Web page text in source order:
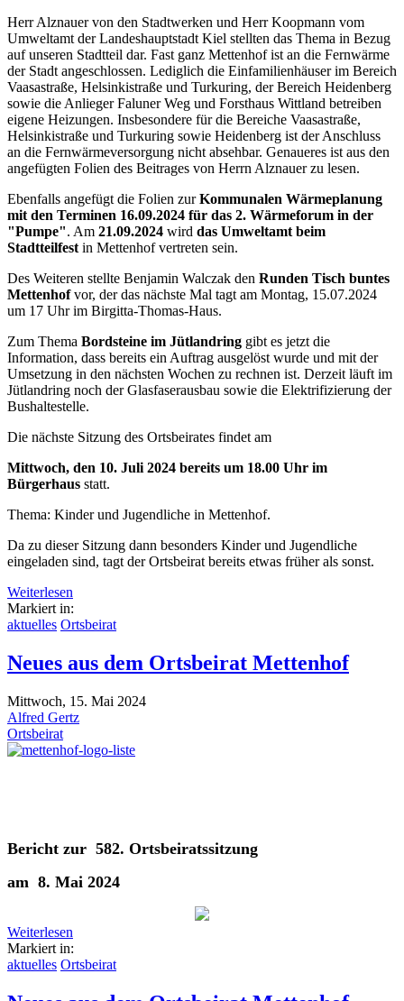
Herr Alznauer von den Stadtwerken und Herr Koopmann vom
Umweltamt der Landeshauptstadt Kiel stellten das Thema in Bezug
auf unseren Stadtteil dar. Fast ganz Mettenhof ist an die Fernwärme
der Stadt angeschlossen. Lediglich die Einfamilienhäuser im Bereich
Vaasastraße, Helsinkistraße und Turkuring, der Bereich Heidenberg
sowie die Anlieger Faluner Weg und Forsthaus Wittland betreiben
eigene Heizungen. Insbesondere für die Bereiche Vaasastraße,
Helsinkistraße und Turkuring sowie Heidenberg ist der Anschluss
an die Fernwärmeversorgung nicht absehbar. Genaueres ist aus den
angefügten Folien des Beitrages von Herrn Alznauer zu lesen.
Ebenfalls angefügt die Folien zurKommunalen Wärmeplanung
mit den Terminen 16.09.2024 für das 2. Wärmeforum in der
"Pumpe". Am 21.09.2024 wird das Umweltamt beim
Stadtteilfest in Mettenhof vertreten sein.
Des Weiteren stellte Benjamin Walczak den Runden Tisch buntes
Mettenhofvor, der das nächste Mal tagt am Montag, 15.07.2024
um 17 Uhr im Birgitta-Thomas-Haus.
Zum Thema Bordsteine im Jütlandring gibt es jetzt die
Information, dass bereits ein Auftrag ausgelöst wurde und mit der
Umsetzung in den nächsten Wochen zu rechnen ist. Derzeit läuft im
Jütlandring noch der Glasfaserausbau sowie die Elektrifizierung der
Bushaltestelle.
Die nächste Sitzung des Ortsbeirates findet am
Mittwoch, den 10. Juli 2024 bereits um 18.00 Uhr im
Bürgerhaus statt.
Thema: Kinder und Jugendliche in Mettenhof.
Da zu dieser Sitzung dann besonders Kinder und Jugendliche
eingeladen sind, tagt der Ortsbeirat bereits etwas früher als sonst.
Weiterlesen
Markiert in:
aktuelles Ortsbeirat
Neues aus dem Ortsbeirat Mettenhof
Mittwoch, 15. Mai 2024
Alfred Gertz
Ortsbeirat
Bericht zur 582. Ortsbeiratssitzung
am 8. Mai 2024
Weiterlesen
Markiert in:
aktuelles Ortsbeirat